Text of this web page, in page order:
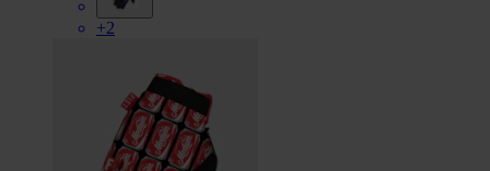
+2